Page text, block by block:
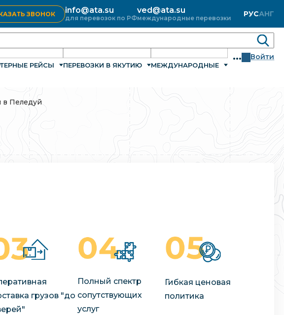
ЗВОНОК info@ata.su
для перевозок по РФ
ved@ata.su
международные перевозки РУСАНГ
РЕЙСЫ ПЕРЕВОЗКИ В ЯКУТИЮ МЕЖДУНАРОДНЫЕ
... Войти
в Пеледуй
грузов "до
Полный спектр
сопутствующих
услуг
Гибкая ценовая
политика